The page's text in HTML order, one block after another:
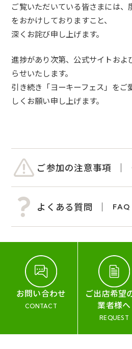
ご覧いただいている皆さまには
をおかけしておりますこと、
深くお詫び申し上げます。
進捗があり次第、公式サイトお
らせいたします。
引き続き「ヨーキーフェス」をご
しくお願い申し上げます。
ご参加の注意事項
よくある質問 FAQ
お問い合わせ
CONTACT
ご出店希望
業者様へ
REQUEST